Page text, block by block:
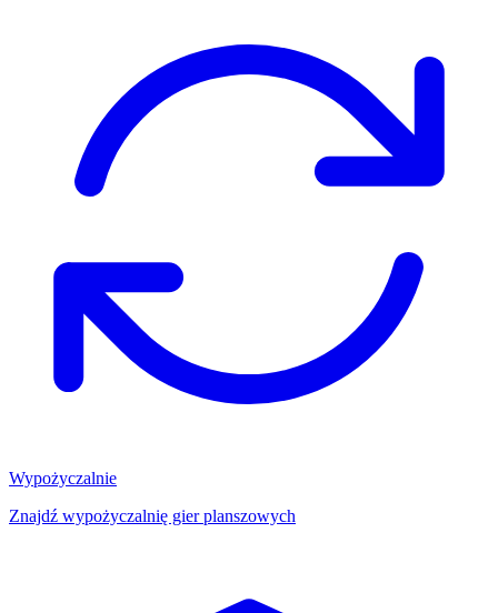
Wypożyczalnie
Znajdź wypożyczalnię gier planszowych